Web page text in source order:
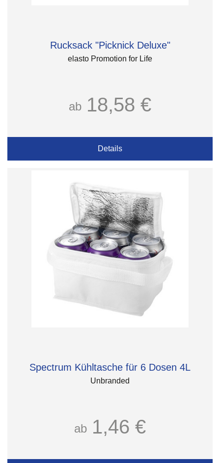
Rucksack "Picknick Deluxe"
elasto Promotion for Life
ab 18,58 €
Details
Spectrum Kühltasche für 6 Dosen 4L
Unbranded
ab 1,46 €